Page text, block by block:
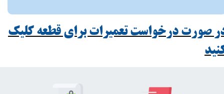
صورت درخواست تعمیرات برای قطعه کلیک